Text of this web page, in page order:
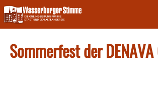
Skip
to
content
Sommerfest der